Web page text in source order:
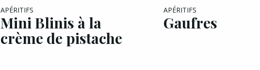
APÉRITIFS
Mini Blinis à la
crème de pistache
APÉRITIFS
Gaufres